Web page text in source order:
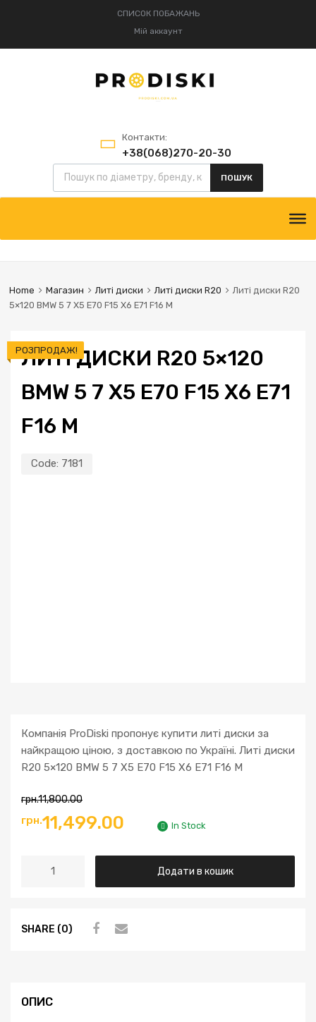
СПИСОК ПОБАЖАНЬ
Мій аккаунт
Контакти:
+38(068)270-20-30
+38(095)834-52-75
ПОШУК
Home Магазин Литі диски Литі диски R20
Литі диски R20
5×120 BMW 5 7 X5 E70 F15 X6 E71 F16 M
ЛИТІ ДИСКИ R20 5×120
BMW 5 7 X5 E70 F15 X6 E71
F16 M
Code: 7181
РОЗПРОДАЖ!
Компанія ProDiski пропонує купити литі диски за
найкращою ціною, з доставкою по Україні. Литі диски
R20 5×120 BMW 5 7 X5 E70 F15 X6 E71 F16 M
грн.11,800.00
грн.11,499.00 In Stock
Додати в кошик
SHARE (0)
ОПИС